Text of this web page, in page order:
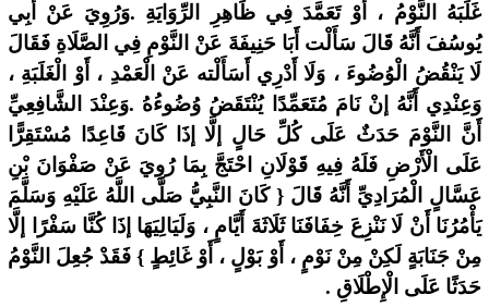
غَلَبَهُ النَّوْمُ ، أَوْ تَعَمَّدَ فِي ظَاهِرِ الرِّوَايَةِ .وَرُوِيَ عَنْ أَبِي
يُوسُفَ أَنَّهُ قَالَ سَأَلْت أَبَا حَنِيفَةَ عَنْ النَّوْمِ فِي الصَّلَاةِ فَقَالَ
لَا يَنْقُضُ الْوُضُوءَ ، وَلَا أَدْرِي أَسَأَلْته عَنْ الْعَمْدِ ، أَوْ الْغَلَبَةِ ،
وَعِنْدِي أَنَّهُ إنْ نَامَ مُتَعَمِّدًا يُنْتَقَضُ وُضُوءُهُ .وَعِنْدَ الشَّافِعِيِّ
أَنَّ النَّوْمَ حَدَثٌ عَلَى كُلِّ حَالٍ إلَّا إذَا كَانَ قَاعِدًا مُسْتَقِرًّا
عَلَى الْأَرْضِ فَلَهُ فِيهِ قَوْلَانِ احْتَجَّ بِمَا رُوِيَ عَنْ صَفْوَانَ بْنِ
عَسَّالٍ الْمُرَادِيِّ أَنَّهُ قَالَ { كَانَ النَّبِيُّ صَلَّى اللَّهُ عَلَيْهِ وَسَلَّمَ
يَأْمُرُنَا أَنْ لَا نَنْزِعَ خِفَافَنَا ثَلَاثَةَ أَيَّامٍ ، وَلَيَالِيَهَا إذَا كُنَّا سَفْرًا إلَّا
مِنْ جَنَابَةٍ لَكِنْ مِنْ نَوْمٍ ، أَوْ بَوْلٍ ، أَوْ غَائِطٍ } فَقَدْ جُعِلَ النَّوْمُ
حَدَثًا عَلَى الْإِطْلَاقِ .